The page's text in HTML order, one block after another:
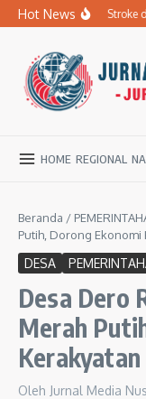
Lewati ke konten
Hot News
Ibu Penderita Stroke
HOME REGIONAL
Beranda /
Putih, Dorong Ekonomi
DESA
Desa Dero
Merah
Kerakyatan
Oleh Jurnal Media